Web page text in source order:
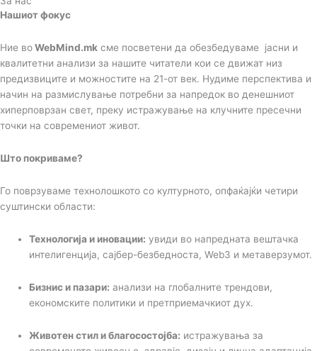
Нашиот фокус
Ние воWebMind.mk сме посветени да обезбедуваме јасни и
квалитетни анализи за нашите читатели кои се движат низ
предизвиците и можностите на 21-от век. Нудиме перспектива и
начин на размислување потребни за напредок во денешниот
хиперповрзан свет, преку истражување на клучните пресечни
точки на современиот живот.
Што покриваме?
Го поврзуваме технолошкото со културното, опфаќајќи четири
суштински области:
Технологија и иновации: увиди во напредната вештачка
интелигенција, сајбер-безбедноста, Web3 и метаверзумот.
Бизнис и пазари: анализи на глобалните трендови,
економските политики и претприемачкиот дух.
Животен стил и благосостојба: истражувања за